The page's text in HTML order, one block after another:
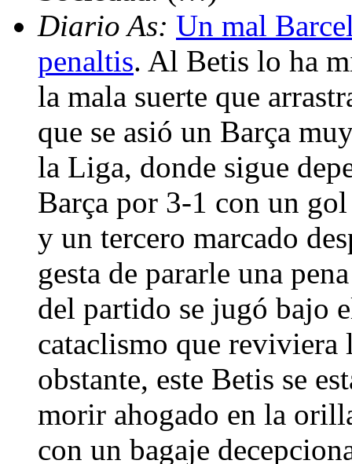
Diario As: Un mal
penaltis. Al Betis lo ha
la mala suerte que
que se asió un Barça
la Liga, donde sigue
Barça por 3-1 con un
y un tercero marcado
gesta de pararle una
del partido se jugó bajo
cataclismo que reviviera
obstante, este Betis se
morir ahogado en la
con un bagaje